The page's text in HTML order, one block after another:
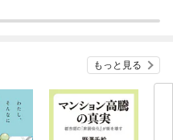
もっと見る